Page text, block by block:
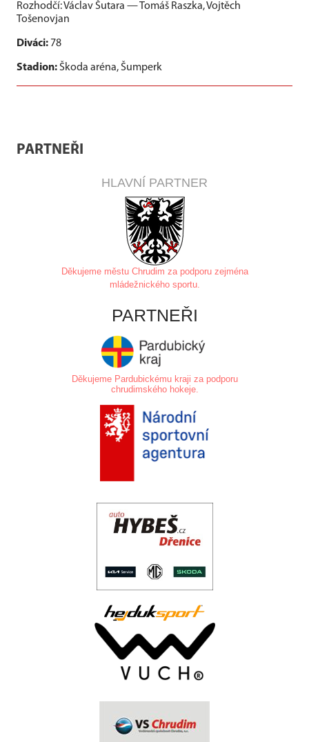
Rozhodčí: Václav Šutara — Tomáš Raszka, Vojtěch
Tošenovjan
Diváci: 78
Stadion: Škoda aréna, Šumperk
PARTNEŘI
HLAVNÍ PARTNER
Děkujeme městu Chrudim za podporu zejména
mládežnického sportu.
PARTNEŘI
Děkujeme Pardubickému kraji za podporu
chrudimského hokeje.